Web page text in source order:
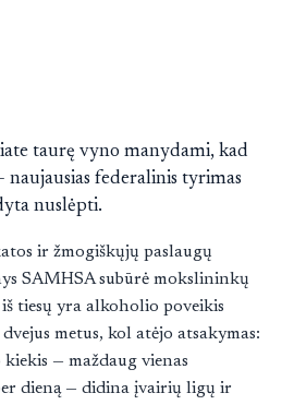
taurę vyno manydami, kad
naujausias federalinis tyrimas
nuslėpti.
ir žmogiškųjų paslaugų
SAMHSA subūrė mokslininkų
tiesų yra alkoholio poveikis
metus, kol atėjo atsakymas:
— maždaug vienas
dieną — didina įvairių ligų ir